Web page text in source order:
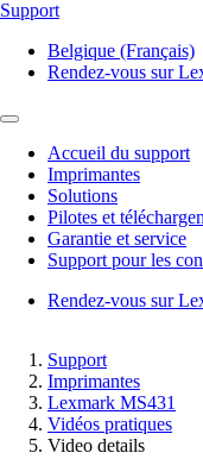
Support
Belgique (Français)
Rendez-vous sur
Accueil du support
Imprimantes
Solutions
Pilotes et
Garantie et service
Support pour les
Rendez-vous sur
Support
Imprimantes
Lexmark MS431
Vidéos pratiques
Video details